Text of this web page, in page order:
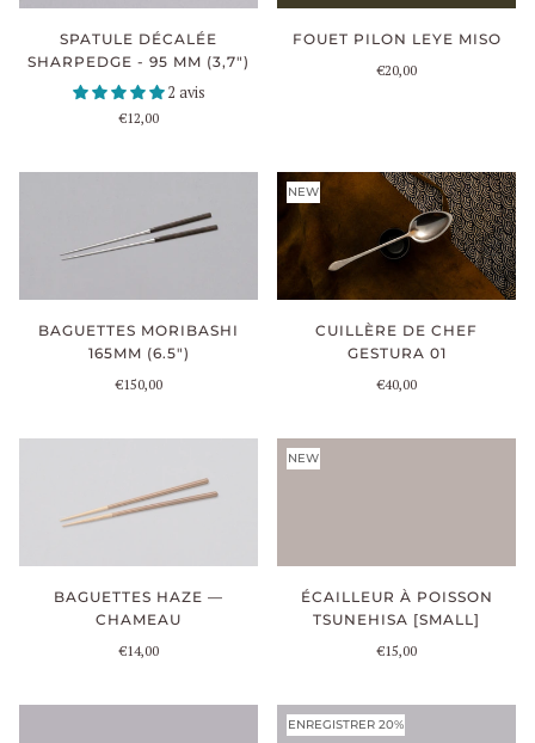
SPATULE DÉCALÉE
SHARPEDGE - 95 MM (3,7")
2 avis
€12,00
FOUET PILON LEYE MISO
€20,00
BAGUETTES MORIBASHI
165MM (6.5")
€150,00
NEW
CUILLÈRE DE CHEF
GESTURA 01
€40,00
BAGUETTES HAZE —
CHAMEAU
€14,00
NEW
ÉCAILLEUR À POISSON
TSUNEHISA [SMALL]
€15,00
ENREGISTRER 20%